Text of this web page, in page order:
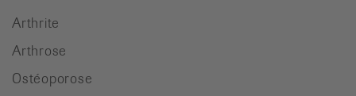
Arthrite
Arthrose
Ostéoporose